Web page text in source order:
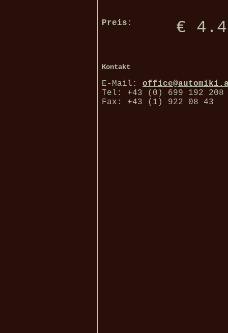
Preis: €
Kontakt
E-Mail:
Tel: +43 (0) 699 192 208
Fax: +43 (1) 922 08 43